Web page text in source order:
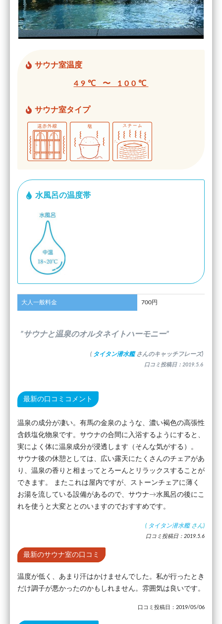
サウナ室温度
49℃ 〜 100℃
サウナ室タイプ
水風呂の温度帯
大人一般料金 700円
”サウナと温泉のオルタネイトハーモニー”
( タイタン潜水艦 さんのキャッチフレーズ)
口コミ投稿日：2019.5.6
最新の口コミコメント
温泉の成分が凄い。有馬の金泉のような、濃い褐色の高張性
含鉄塩化物泉です。サウナの合間に入浴するようにすると、
実によく体に温泉成分が浸透します（そんな気がする）。
サウナ後の休憩としては、広い露天にたくさんのチェアがあ
り、温泉の香りと相まってとろーんとリラックスすることが
できます。 またこれは屋内ですが、ストーンチェアに薄く
お湯を流している設備があるので、サウナ→水風呂の後にこ
れを使うと大変ととのいますのでおすすめです。
( タイタン潜水艦 さん)
口コミ投稿日：2019.5.6
最新のサウナ室の口コミ
温度が低く、あまり汗はかけませんでした。私が行ったとき
だけ調子が悪かったのかもしれません。雰囲気は良いです。
口コミ投稿日：2019/05/06